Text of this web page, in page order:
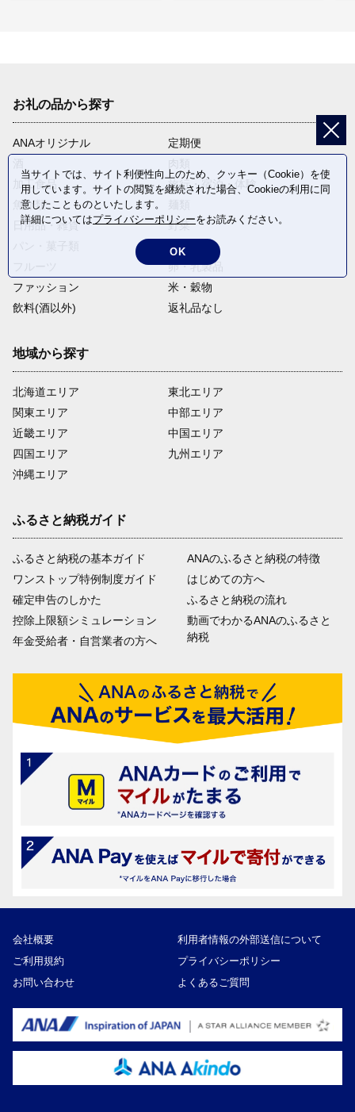
お礼の品から探す
ANAオリジナル
定期便
加工食品
旅行・宿泊・体験
魚介類
日用品・雑貨
野菜
電化製品
卵・乳製品
ファッション
米・穀物
飲料(酒以外)
返礼品なし
地域から探す
北海道エリア
関東エリア
近畿エリア
四国エリア
沖縄エリア
東北エリア
中部エリア
中国エリア
九州エリア
ふるさと納税ガイド
ふるさと納税の基本ガイド
ワンストップ特例制度ガイド
確定申告のしかた
控除上限額シミュレーション
年金受給者・自営業者の方へ
ANAのふるさと納税の特徴
はじめての方へ
ふるさと納税の流れ
動画でわかるANAのふるさと
納税
会社概要
利用者情報の外部送信について
ご利用規約
プライバシーポリシー
お問い合わせ
よくあるご質問
当サイトでは、サイト利便性向上のため、クッキー（Cookie）を使
用しています。サイトの閲覧を継続された場合、Cookieの利用に同
意したことものといたします。
詳細についてはプライバシーポリシーをお読みください。
OK